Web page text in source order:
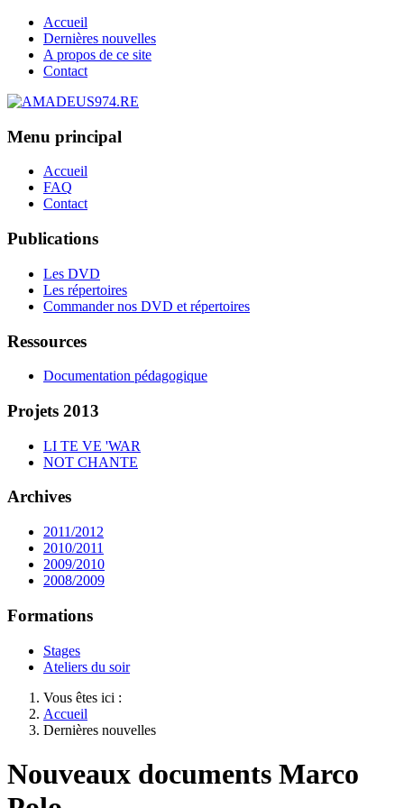
Accueil
Dernières nouvelles
A propos de ce site
Contact
Menu principal
Accueil
FAQ
Contact
Publications
Les DVD
Les répertoires
Commander nos DVD et répertoires
Ressources
Documentation pédagogique
Projets 2013
LI TE VE 'WAR
NOT CHANTE
Archives
2011/2012
2010/2011
2009/2010
2008/2009
Formations
Stages
Ateliers du soir
Vous êtes ici :
Accueil
Dernières nouvelles
Nouveaux documents Marco